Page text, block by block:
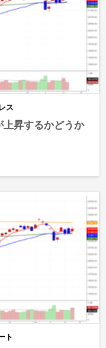
ス
上昇するかどうか
ト